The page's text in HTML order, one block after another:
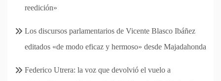
reedición»
Los discursos parlamentarios de Vicente Blasco Ibáñez
editados «de modo eficaz y hermoso» desde Majadahonda
Federico Utrera: la voz que devolvió el vuelo a